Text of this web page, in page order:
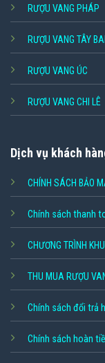
RƯỢU VANG PHÁP
RƯỢU VANG TÂY
RƯỢU VANG ÚC
RƯỢU VANG CHI LÊ
Dịch vụ khách
CHÍNH SÁCH BẢO
Chính sách thanh
CHƯƠNG TRÌNH
THU MUA RƯỢU
Chính sách đổi trả
Chính sách hoàn